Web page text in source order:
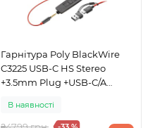
Гарнітура Poly BlackWire
C3225 USB-C HS Stereo
+3.5mm Plug +USB-C/A
В наявності